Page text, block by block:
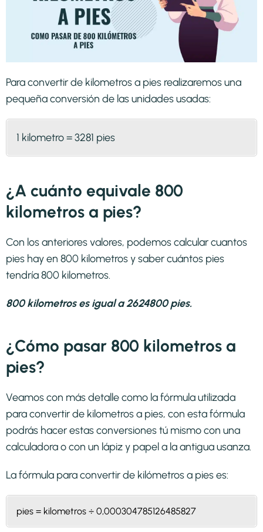
Para convertir de kilometros a pies realizaremos una
pequeña conversión de las unidades usadas:
1 kilometro = 3281 pies
¿A cuánto equivale 800
kilometros a pies?
Con los anteriores valores, podemos calcular cuantos
pies hay en 800 kilometros y saber cuántos pies
tendría 800 kilometros.
800 kilometros es igual a 2624800 pies.
¿Cómo pasar 800 kilometros a
pies?
Veamos con más detalle como la fórmula utilizada
para convertir de kilometros a pies, con esta fórmula
podrás hacer estas conversiones tú mismo con una
calculadora o con un lápiz y papel a la antigua usanza.
La fórmula para convertir de kilómetros a pieses:
pies = kilometros ÷ 0,000304785126485827